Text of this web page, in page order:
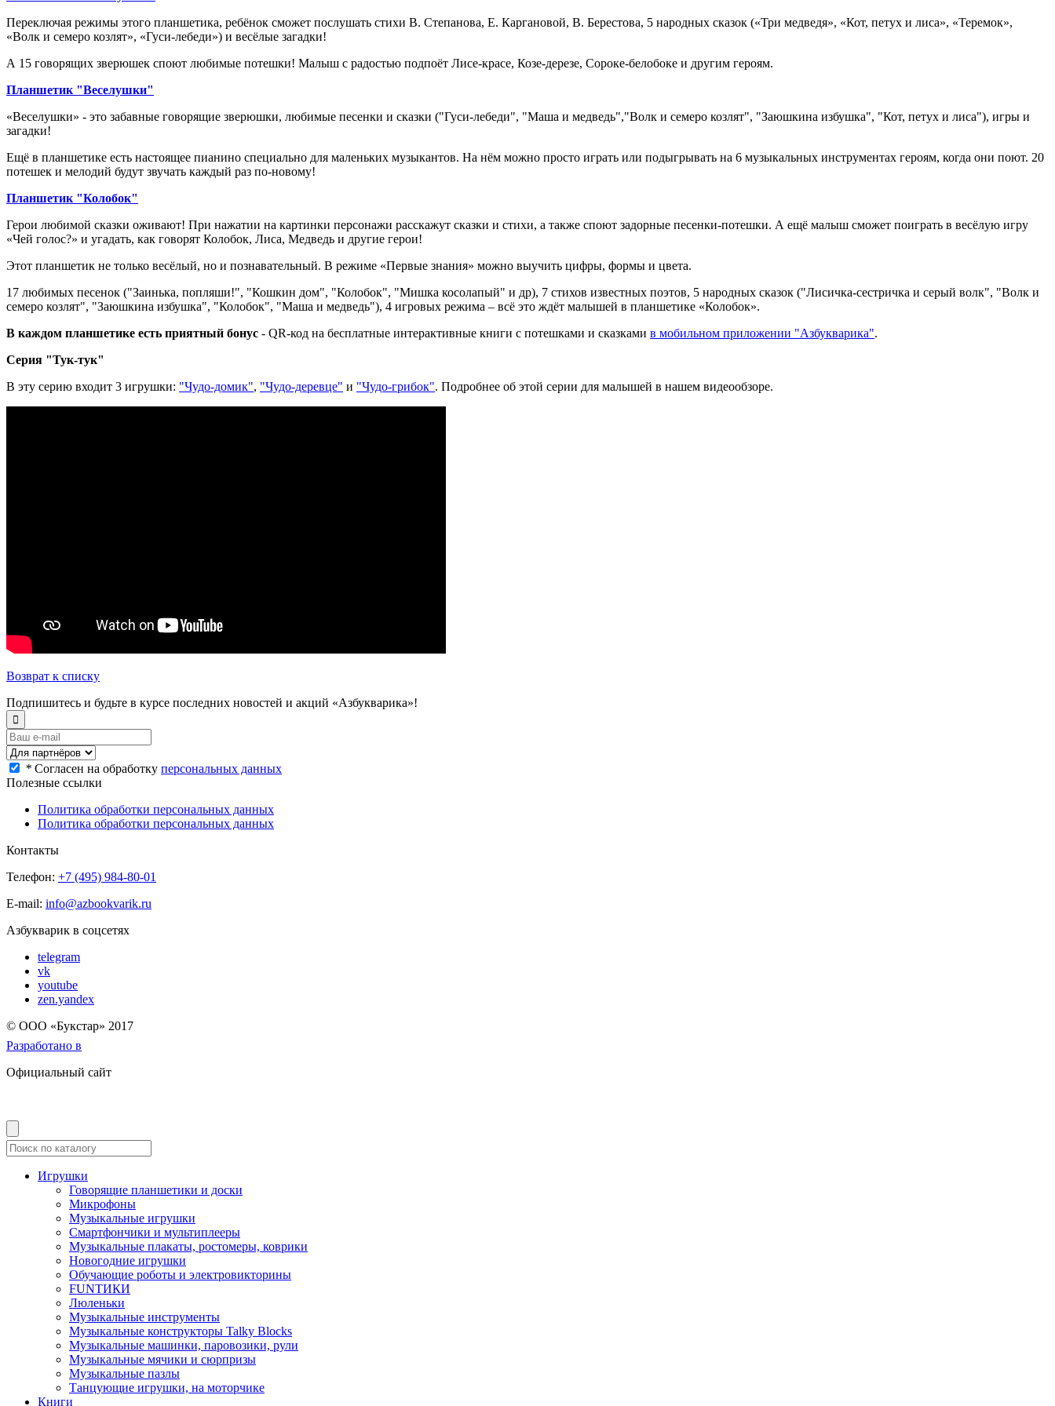
Переключая режимы этого планшетика, ребёнок сможет послушать стихи В. Степанова, Е. Каргановой, В. Берестова, 5 народных сказок («Три медведя», «Кот, петух и лиса», «Теремок»,
«Волк и семеро козлят», «Гуси-лебеди») и весёлые загадки!
А 15 говорящих зверюшек споют любимые потешки! Малыш с радостью подпоёт Лисе-красе, Козе-дерезе, Сороке-белобоке и другим героям.
Планшетик "Веселушки"
«Веселушки» - это забавные говорящие зверюшки, любимые песенки и сказки ("Гуси-лебеди", "Маша и медведь","Волк и семеро козлят", "Заюшкина избушка", "Кот, петух и лиса"), игры и
загадки!
Ещё в планшетике есть настоящее пианино специально для маленьких музыкантов. На нём можно просто играть или подыгрывать на 6 музыкальных инструментах героям, когда они поют. 20
потешек и мелодий будут звучать каждый раз по-новому!
Планшетик "Колобок"
Герои любимой сказки оживают! При нажатии на картинки персонажи расскажут сказки и стихи, а также споют задорные песенки-потешки. А ещё малыш сможет поиграть в весёлую игру
«Чей голос?» и угадать, как говорят Колобок, Лиса, Медведь и другие герои!
Этот планшетик не только весёлый, но и познавательный. В режиме «Первые знания» можно выучить цифры, формы и цвета.
17 любимых песенок ("Заинька, попляши!", "Кошкин дом", "Колобок", "Мишка косолапый" и др), 7 стихов известных поэтов, 5 народных сказок ("Лисичка-сестричка и серый волк", "Волк и
семеро козлят", "Заюшкина избушка", "Колобок", "Маша и медведь"), 4 игровых режима – всё это ждёт малышей в планшетике «Колобок».
В каждом планшетике есть приятный бонус - QR-код на бесплатные интерактивные книги с потешками и сказками в мобильном приложении "Азбукварика".
Серия "Тук-тук"
В эту серию входит 3 игрушки: "Чудо-домик", "Чудо-деревце" и "Чудо-грибок". Подробнее об этой серии для малышей в нашем видеообзоре.
Возврат к списку
Подпишитесь и будьте в курсе последних новостей и акций «Азбукварика»!
* Согласен на обработку персональных данных
Полезные ссылки
Политика обработки персональных данных
Политика обработки персональных данных
Контакты
Телефон: +7 (495) 984-80-01
E-mail: info@azbookvarik.ru
Азбукварик в соцсетях
telegram
vk
youtube
zen.yandex
© OOO «Букстар» 2017
Разработано в
Официальный сайт
Игрушки
Говорящие планшетики и доски
Микрофоны
Музыкальные игрушки
Смартфончики и мультиплееры
Музыкальные плакаты, ростомеры, коврики
Новогодние игрушки
Обучающие роботы и электровикторины
FUNТИКИ
Люленьки
Музыкальные инструменты
Музыкальные конструкторы Talky Blocks
Музыкальные машинки, паровозики, рули
Музыкальные мячики и сюрпризы
Музыкальные пазлы
Танцующие игрушки, на моторчике
Книги